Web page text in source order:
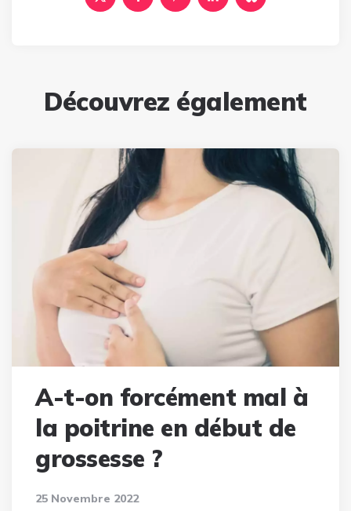
Découvrez également
A-t-on forcément mal à
la poitrine en début de
grossesse ?
25 Novembre 2022